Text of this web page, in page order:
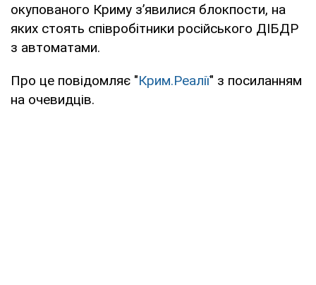
окупованого Криму з’явилися блокпости, на
яких стоять співробітники російського ДІБДР
з автоматами.
Про це повідомляє "Крим.Реалії" з посиланням
на очевидців.